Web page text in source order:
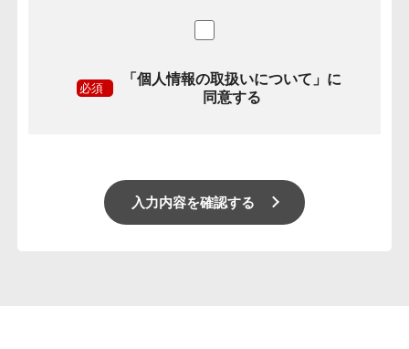
もって管理させていただきます。
業務活動の範囲内において業務委託先にお客様の個
ないよう最大限の努力を図ります。
3.お客様情報の開示・提供
・お客様が同意された場合
・法令や訴訟手続きで要請される場合
必須
「個人情報の取扱いについて」に
同意する